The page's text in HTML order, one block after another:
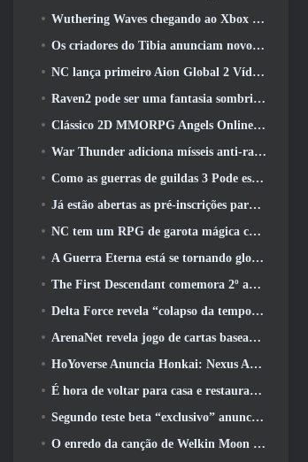
Wuthering Waves chegando ao Xbox junto com a versão 3.5 Atualizar
Os criadores do Tibia anunciam novo teste do MMORPG de zumbis da velha escola, Persistir on-line
NC lança primeiro Aion Global 2 Vídeo do desenvolvedor, Compartilhando detalhes sobre o jogo
Raven2 pode ser uma fantasia sombria, Mas isso não impede a diversão do verão
Clássico 2D MMORPG Angels Online Global é lançado hoje
War Thunder adiciona mísseis anti-radiação e medidas de suporte eletrônico na atualização da cavalaria pesada
Como as guerras de guildas 3 Pode estar procurando inovar no espaço MMO
Já estão abertas as pré-inscrições para o MIRESI da Smilegate: Futuro Invisível
NC tem um RPG de garota mágica com um estilo de arte inspirado em anime dos anos 90 em desenvolvimento
A Guerra Eterna está se tornando global no Steam
The First Descendant comemora 2º aniversário com Descendant Fest 2026 Fluxo
Delta Force revela “colapso da temporada”, Anuncia colaboração Rainbow Six Siege
ArenaNet revela jogo de cartas baseado em Guild Wars, Enevoado
HoYoverse Anuncia Honkai: Nexus Anime “Teste de evolução”
É hora de voltar para casa e restaurar o retiro feliz onde os ventos se encontram
Segundo teste beta “exclusivo” anunciado para atiradores de sobrevivência em equipe
O enredo da canção de Welkin Moon de Genshin Impact chega ao fim.. Na lua